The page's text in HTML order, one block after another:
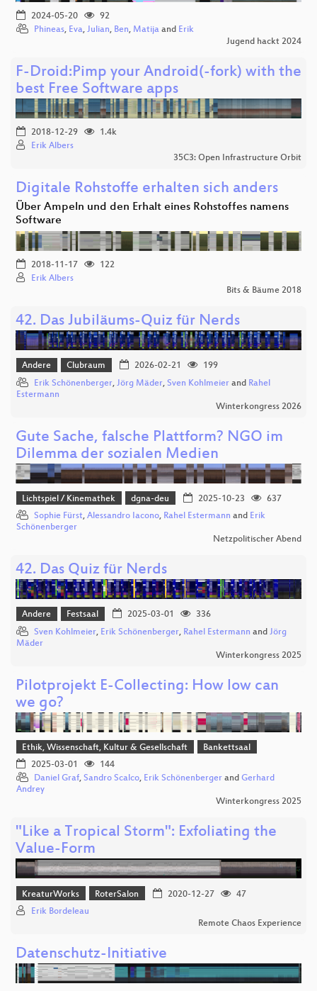
2024-05-20
92
Phineas, Eva, Julian, Ben, Matija and Erik
Jugend hackt 2024
F-Droid:Pimp your Android(-fork) with the
best Free Software apps
2018-12-29
1.4k
Erik Albers
35C3: Open Infrastructure Orbit
Digitale Rohstoffe erhalten sich anders
Über Ampeln und den Erhalt eines Rohstoffes namens
Software
2018-11-17
122
Erik Albers
Bits & Bäume 2018
42. Das Jubiläums-Quiz für Nerds
Andere Clubraum 2026-02-21
199
Erik Schönenberger, Jörg Mäder, Sven Kohlmeier and Rahel
Estermann
Winterkongress 2026
Gute Sache, falsche Plattform? NGO im
Dilemma der sozialen Medien
Lichtspiel / Kinemathek dgna-deu 2025-10-23
637
Sophie Fürst, Alessandro Iacono, Rahel Estermann and Erik
Schönenberger
Netzpolitischer Abend
42. Das Quiz für Nerds
Andere Festsaal 2025-03-01
336
Sven Kohlmeier, Erik Schönenberger, Rahel Estermann and Jörg
Mäder
Winterkongress 2025
Pilotprojekt E-Collecting: How low can
we go?
Ethik, Wissenschaft, Kultur & Gesellschaft
Bankettsaal
2025-03-01
144
Daniel Graf, Sandro Scalco, Erik Schönenberger and Gerhard
Andrey
Winterkongress 2025
"Like a Tropical Storm": Exfoliating the
Value-Form
KreaturWorks RoterSalon 2020-12-27
47
Erik Bordeleau
Remote Chaos Experience
Datenschutz-Initiative